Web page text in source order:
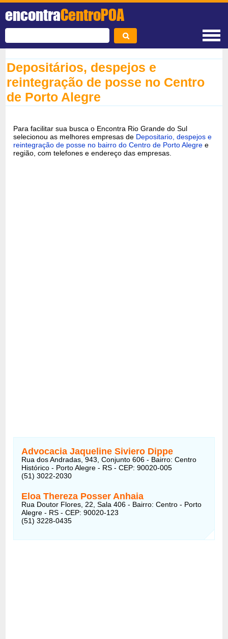
encontraCentroPOA
Depositários, despejos e
reintegração de posse no Centro
de Porto Alegre
Para facilitar sua busca o Encontra Rio Grande do Sul
selecionou as melhores empresas de Depositario, despejos e
reintegração de posse no bairro do Centro de Porto Alegre e
região, com telefones e endereço das empresas.
Advocacia Jaqueline Siviero Dippe
Rua dos Andradas, 943, Conjunto 606 - Bairro: Centro
Histórico - Porto Alegre - RS - CEP: 90020-005
(51) 3022-2030
Eloa Thereza Posser Anhaia
Rua Doutor Flores, 22, Sala 406 - Bairro: Centro - Porto
Alegre - RS - CEP: 90020-123
(51) 3228-0435